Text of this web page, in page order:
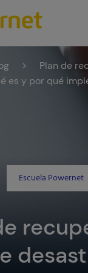
>
Plan de
es y por qué
Escuela Powernet
CPD
comunicación